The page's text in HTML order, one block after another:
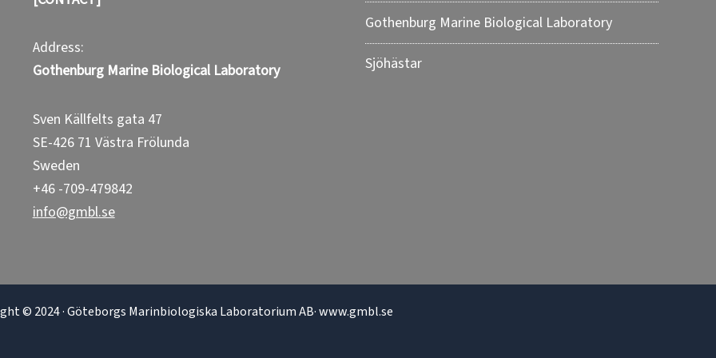
Address:
Gothenburg Marine Biological Laboratory
Sven Källfelts gata 47
SE-426 71 Västra Frölunda
Sweden
+46 -709-479842
info@gmbl.se
Gothenburg Marine Biological Laboratory
Sjöhästar
© 2024 · Göteborgs Marinbiologiska Laboratorium AB· www.gmbl.se